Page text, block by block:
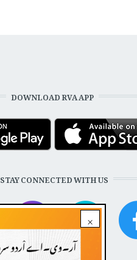
×
DOWNLOAD RVA APP
STAY CONNECTED WITH US!